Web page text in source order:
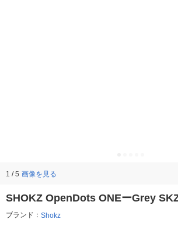
1 / 5 画像を見る
SHOKZ OpenDots ONEーGrey
ブランド： Shokz